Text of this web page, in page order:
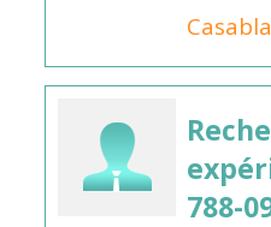
788-